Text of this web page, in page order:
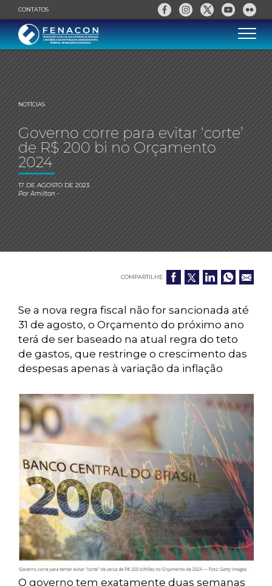
CONTATOS
NOTÍCIAS
Governo corre para evitar ‘corte’
de R$ 200 bi no Orçamento
2024
17 DE AGOSTO DE 2023
PorAmilton-
COMPARTILHE
Se a nova regra fiscal não for sancionada até
31 de agosto, o Orçamento do próximo ano
terá de ser baseado na atual regra do teto
de gastos, que restringe o crescimento das
despesas apenas à variação da inflação
O governo tem exatamente duas semanas